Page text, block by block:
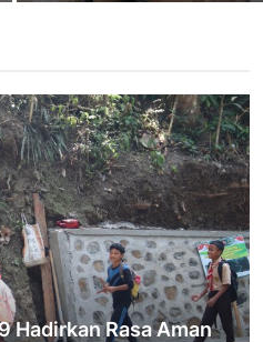
Hadirkan Rasa Aman